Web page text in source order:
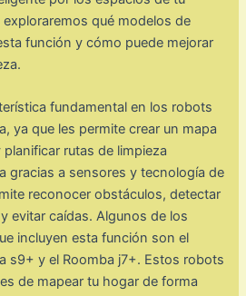
qué modelos de
función y cómo puede mejorar
fundamental en los robots
ya que les permite crear un mapa
rutas de limpieza
gracias a sensores y tecnología de
reconocer obstáculos, detectar
evitar caídas. Algunos de los
incluyen esta función son el
s9+ y el Roomba j7+. Estos robots
de mapear tu hogar de forma